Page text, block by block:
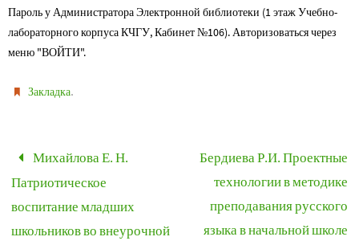
Пароль у Администратора Электронной библиотеки (1 этаж Учебно-
лабораторного корпуса КЧГУ, Кабинет №106). Авторизоваться через
меню "ВОЙТИ".
Закладка.
Михайлова Е. Н.
Патриотическое
воспитание младших
школьников во внеурочной
Бердиева Р.И. Проектные
технологии в методике
преподавания русского
языка в начальной школе